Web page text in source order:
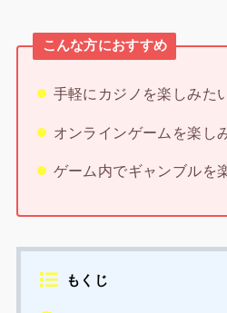
こんな方におすすめ
手軽にカジノを楽しみた
オンラインゲームを楽し
ゲーム内でギャンブルを
もくじ